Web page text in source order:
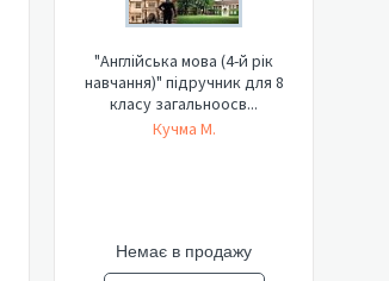
"Англійська мова (4-й рік
навчання)" підручник для 8
класу загальноосв...
Кучма М.
Немає в продажу